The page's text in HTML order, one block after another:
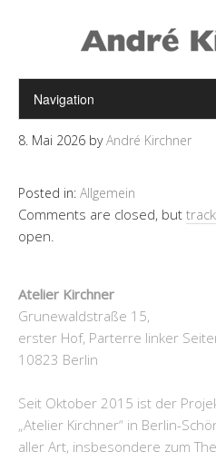
8. Mai 2026 byAndré Kirchner
Posted in: Allgemein
Comments are closed, but
open.
Atelier Kirchner
Grunewaldstraße 15,
erster Hof, Parterre linker
10823 Berlin
Seit Oktober 2015 ist der
„Atelier Kirchner“ in Berlin-
aller Art, insbesondere zum